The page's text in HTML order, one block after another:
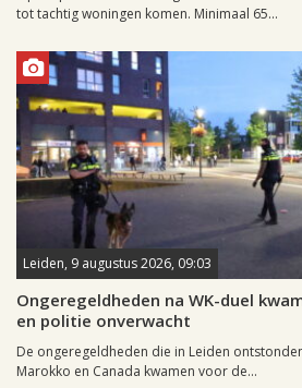
tot tachtig woningen komen. Minimaal 65...
Leiden, 9 augustus 2026, 09:03
Ongeregeldheden na WK-duel
en politie onverwacht
De ongeregeldheden die in Leiden
Marokko en Canada kwamen voor de...